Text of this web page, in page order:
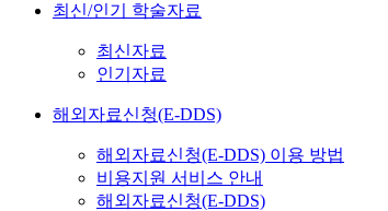
최신/인기 학술자료
최신자료
인기자료
해외자료신청(E-DDS)
해외자료신청(E-DDS) 이용 방법
비용지원 서비스 안내
해외자료신청(E-DDS)